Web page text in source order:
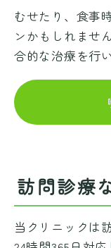
むせたり、食事
ンかもしれませ
合的な治療を行
訪問診療
当クリニックは